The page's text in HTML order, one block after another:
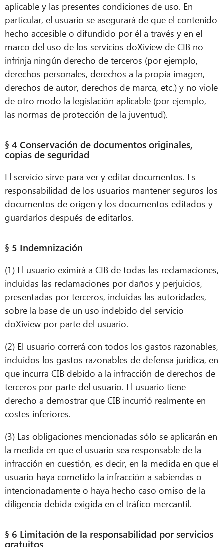
aplicable y las presentes condiciones de uso. En
particular, el usuario se asegurará de que el contenido
hecho accesible o difundido por él a través y en el
marco del uso de los servicios doXiview de CIB no
infrinja ningún derecho de terceros (por ejemplo,
derechos personales, derechos a la propia imagen,
derechos de autor, derechos de marca, etc.) y no viole
de otro modo la legislación aplicable (por ejemplo,
las normas de protección de la juventud).
§ 4 Conservación de documentos originales,
copias de seguridad
El servicio sirve para ver y editar documentos. Es
responsabilidad de los usuarios mantener seguros los
documentos de origen y los documentos editados y
guardarlos después de editarlos.
§ 5 Indemnización
(1) El usuario eximirá a CIB de todas las reclamaciones,
incluidas las reclamaciones por daños y perjuicios,
presentadas por terceros, incluidas las autoridades,
sobre la base de un uso indebido del servicio
doXiview por parte del usuario.
(2) El usuario correrá con todos los gastos razonables,
incluidos los gastos razonables de defensa jurídica, en
que incurra CIB debido a la infracción de derechos de
terceros por parte del usuario. El usuario tiene
derecho a demostrar que CIB incurrió realmente en
costes inferiores.
(3) Las obligaciones mencionadas sólo se aplicarán en
la medida en que el usuario sea responsable de la
infracción en cuestión, es decir, en la medida en que el
usuario haya cometido la infracción a sabiendas o
intencionadamente o haya hecho caso omiso de la
diligencia debida exigida en el tráfico mercantil.
§ 6 Limitación de la responsabilidad por servicios
gratuitos